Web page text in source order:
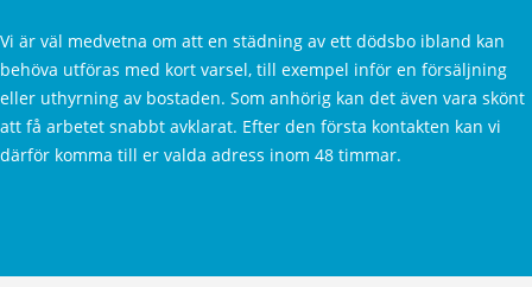
Vi är väl medvetna om att en städning av ett dödsbo ibland kan
behöva utföras med kort varsel, till exempel inför en försäljning
eller uthyrning av bostaden. Som anhörig kan det även vara skönt
att få arbetet snabbt avklarat. Efter den första kontakten kan vi
därför komma till er valda adress inom 48 timmar.